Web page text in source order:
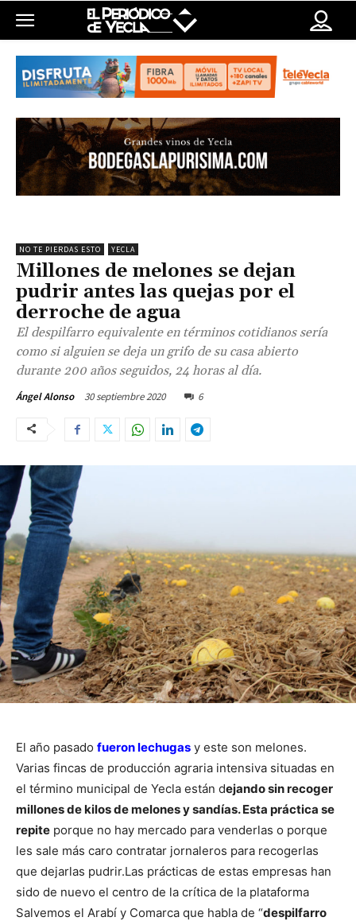
NO TE PIERDAS ESTO YECLA
Millones de melones se dejan
pudrir antes las quejas por el
derroche de agua
El despilfarro equivalente en términos cotidianos sería
como si alguien se deja un grifo de su casa abierto
durante 200 años seguidos, 24 horas al día.
Ángel Alonso 30 septiembre 2020 6
El año pasado fueron lechugas y este son melones.
Varias fincas de producción agraria intensiva situadas en
el término municipal de Yecla están dejando sin recoger
millones de kilos de melones y sandías. Esta práctica se
repite porque no hay mercado para venderlas o porque
les sale más caro contratar jornaleros para recogerlas
que dejarlas pudrir.Las prácticas de estas empresas han
sido de nuevo el centro de la crítica de la plataforma
Salvemos el Arabí y Comarca que habla de “despilfarro